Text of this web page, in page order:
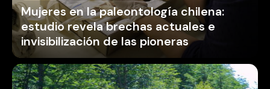
Mujeres en la paleontología chilena:
estudio revela brechas actuales e
invisibilización de las pioneras